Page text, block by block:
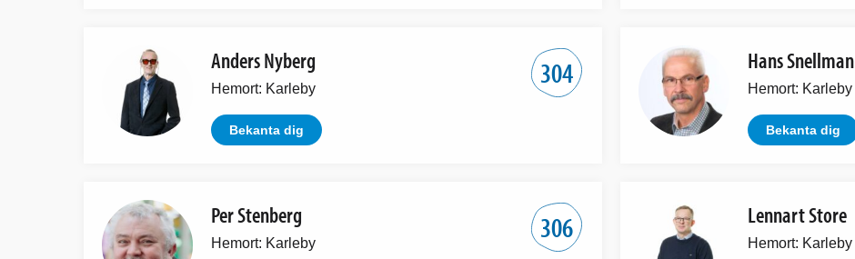
304
Anders Nyberg
Hemort: Karleby
Bekanta dig
Hans Snellman
Hemort: Karleby
Bekanta dig
306
Per Stenberg
Hemort: Karleby
Lennart Store
Hemort: Karleby